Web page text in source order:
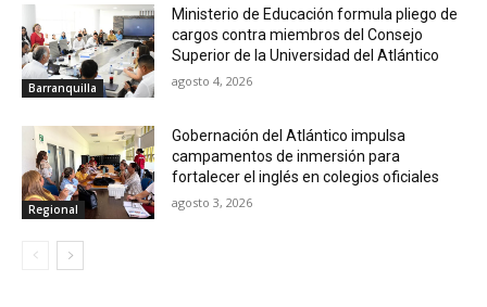
Barranquilla
Ministerio de Educación formula pliego de
cargos contra miembros del Consejo
Superior de la Universidad del Atlántico
agosto 4, 2026
Regional
Gobernación del Atlántico impulsa
campamentos de inmersión para
fortalecer el inglés en colegios oficiales
agosto 3, 2026